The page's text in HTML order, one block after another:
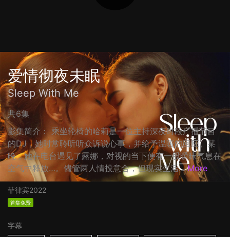
爱情彻夜未眠
Sleep With Me
共6集
影集简介： 乘坐轮椅的哈莉是一位主持深夜时段广播节目
的DJ，她时常聆听听众诉说心事，并给予温暖的回应。某
晚，她在电台遇见了露娜，对视的当下便有一股暧昧气息在
空气中释放…。儘管两人情投意合，但现实生活... More
菲律宾2022
首集免费
字幕